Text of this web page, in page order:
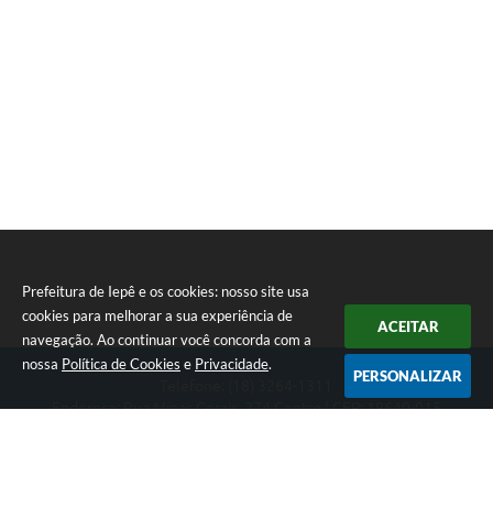
Prefeitura de Iepê e os cookies: nosso site usa
cookies para melhorar a sua experiência de
navegação. Ao continuar você concorda com a
nossa Política de Cookies e Privacidade.
ACEITAR
PERSONALIZAR
Endereço: Rua Minas Gerais, 274 Centro | CEP: 19640-015